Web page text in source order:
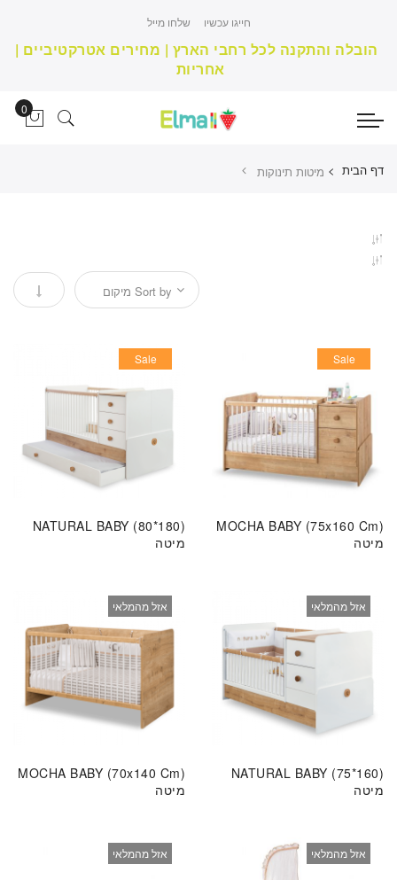
חייגו עכשיו שלחו מייל
הובלה והתקנה לכל רחבי הארץ | מחירים אטרקטיביים |
אחריות
דף הבית > מיטות תינוקות
הגדר מיון בסדר יורד
Sale
MOCHA BABY (75x160 Cm)
מיטה
Sale
NATURAL BABY (80*180)
מיטה
אזל מהמלאי
NATURAL BABY (75*160)
מיטה
אזל מהמלאי
MOCHA BABY (70x140 Cm)
מיטה
אזל מהמלאי אזל מהמלאי